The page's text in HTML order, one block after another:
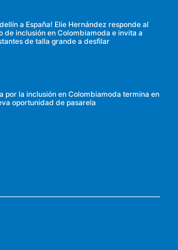
a España! Elie Hernández responde al
de inclusión en Colombiamoda e invita a
de talla grande a desfilar
por la inclusión en Colombiamoda termina en
oportunidad de pasarela